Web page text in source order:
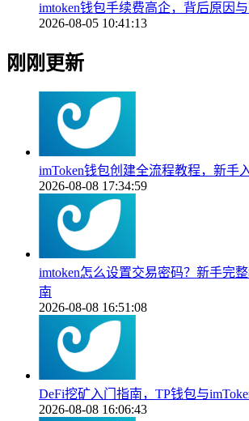
imtoken钱包手续费高企，背后原因
2026-08-05 10:41:13
刚刚更新
imToken钱包创建全流程教程，新手
2026-08-08 17:34:59
imtoken怎么设置交易密码？新手完
南
2026-08-08 16:51:08
DeFi挖矿入门指南，TP钱包与
2026-08-08 16:06:43